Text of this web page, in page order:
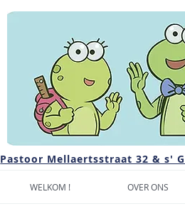
Pastoor Mellaertsstraat 32 & s'
WELKOM ! OVER ONS